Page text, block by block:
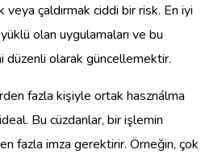
çaldırmak ciddi bir risk. En iyi
olan uygulamaları ve bu
düzenli olarak güncellemektir.
fazla kişiyle ortak használma
Bu cüzdanlar, bir işlemin
fazla imza gerektirir. Örneğin, çok